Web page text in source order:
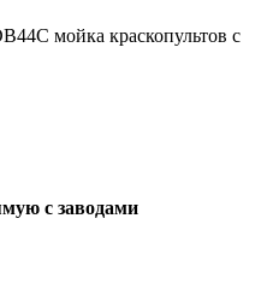
мойка краскопультов с
с заводами